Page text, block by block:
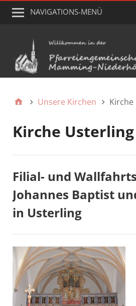
NAVIGATIONS-MENÜ
Unsere Kirchen
Kirche Usterling
Filial- und
Johannes Baptist
in Usterling